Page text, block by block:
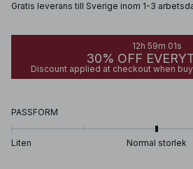
Gratis leverans till Sverige inom 1-3
12h 59m 01s
30% OFF
Discount applied at checkout when
PASSFORM
Liten Normal storlek